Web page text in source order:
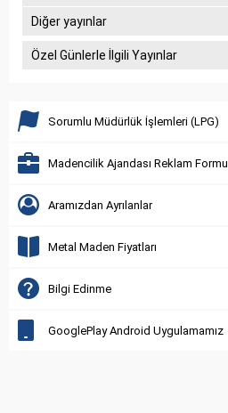
Diğer yayınlar
Özel Günlerle İlgili Yayınlar
Sorumlu Müdürlük İşlemleri (LPG)
Madencilik Ajandası Reklam Formu
Aramızdan Ayrılanlar
Metal Maden Fiyatları
Bilgi Edinme
GooglePlay Android Uygulamamız